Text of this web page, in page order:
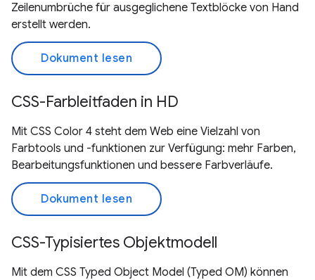
Zeilenumbrüche für ausgeglichene Textblöcke von Hand
erstellt werden.
Dokument lesen
CSS-Farbleitfaden in HD
Mit CSS Color 4 steht dem Web eine Vielzahl von
Farbtools und -funktionen zur Verfügung: mehr Farben,
Bearbeitungsfunktionen und bessere Farbverläufe.
Dokument lesen
CSS-Typisiertes Objektmodell
Mit dem CSS Typed Object Model (Typed OM) können